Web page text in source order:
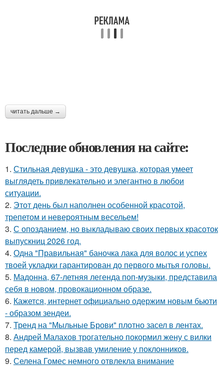
читать дальше →
Последние обновления на сайте:
1. Стильная девушка - это девушка, которая умеет
выглядеть привлекательно и элегантно в любои
ситуации.
2. Этот день был наполнен особенной красотой,
трепетом и невероятным весельем!
3. С опозданием, но выкладываю своих первых красоток
выпускниц 2026 год.
4. Одна "Правильная" баночка лака для волос и успех
твоей укладки гарантирован до первого мытья головы.
5. Мадонна, 67-летняя легенда поп-музыки, представила
себя в новом, провокационном образе.
6. Кажется, интернет официально одержим новым бьюти
- образом зендеи.
7. Тренд на "Мыльные Брови" плотно засел в лентах.
8. Андрей Малахов трогательно покормил жену с вилки
перед камерой, вызвав умиление у поклонников.
9. Селена Гомес немного отвлекла внимание